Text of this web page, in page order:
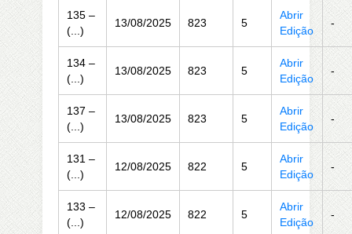
135 –
(...)
13/08/2025 823 5
Abrir
Edição
-
134 –
(...)
13/08/2025 823 5
Abrir
Edição
-
137 –
(...)
13/08/2025 823 5
Abrir
Edição
-
131 –
(...)
12/08/2025 822 5
Abrir
Edição
-
133 –
(...)
12/08/2025 822 5
Abrir
Edição
-